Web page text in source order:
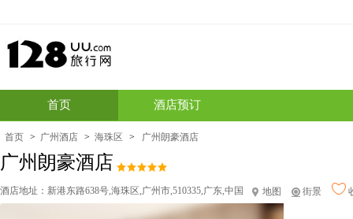
首页 酒店预订
首页 > 广州酒店 > 海珠区 > 广州朗豪酒店
广州朗豪酒店
酒店地址： 新港东路638号,海珠区,广州市,510335,广东,中国 地图 街景